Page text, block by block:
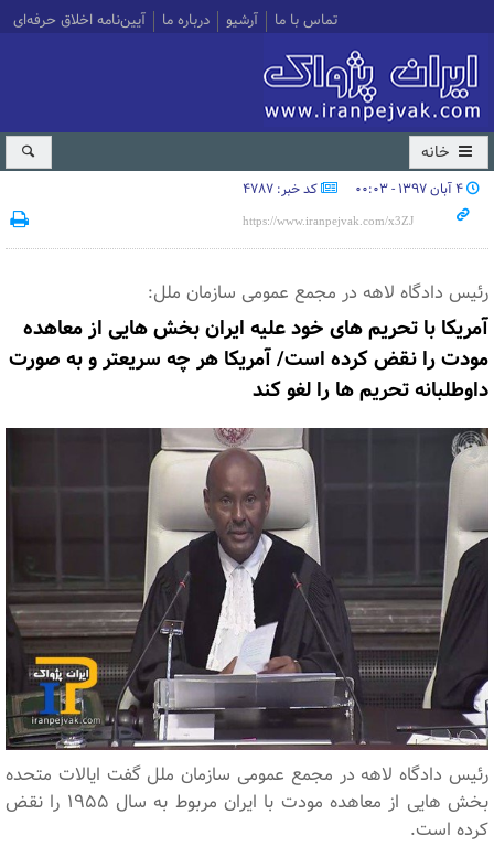
تماس با ما آرشیو درباره ما آیین‌نامه اخلاق حرفه‌ای
خانه
۴ آبان ۱۳۹۷ - ۰۰:۰۳ کد خبر: 4787
رئیس دادگاه لاهه در مجمع عمومی سازمان ملل:
آمریکا با تحریم های خود علیه ایران بخش هایی از معاهده
مودت را نقض کرده است/ آمریکا هر چه سریعتر و به صورت
داوطلبانه تحریم ها را لغو کند
رئیس دادگاه لاهه در مجمع عمومی سازمان ملل گفت ایالات متحده
بخش هایی از معاهده مودت با ایران مربوط به سال ۱۹۵۵ را نقض
کرده است.